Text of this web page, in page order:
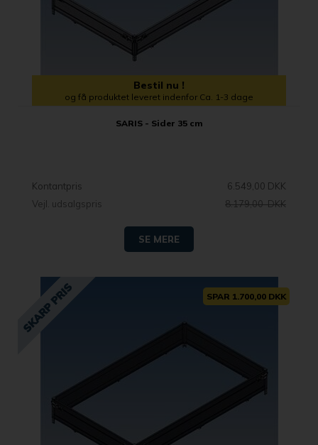
Bestil nu !
og få produktet leveret indenfor Ca. 1-3 dage
SARIS - Sider 35 cm
Kontantpris
6.549,00 DKK
Vejl. udsalgspris
8.179,00 DKK
SE MERE
SPAR 1.700,00 DKK